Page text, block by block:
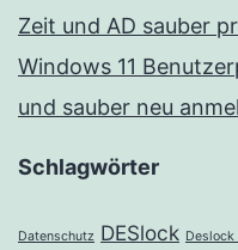
Zeit und AD sauber
Windows 11
und sauber neu
Schlagwörter
Datenschutz DESlock